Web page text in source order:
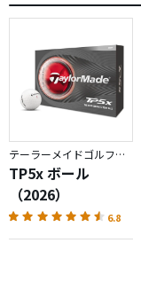
テーラーメイドゴルフ／TP5
TP5x ボール
（2026）
6.8